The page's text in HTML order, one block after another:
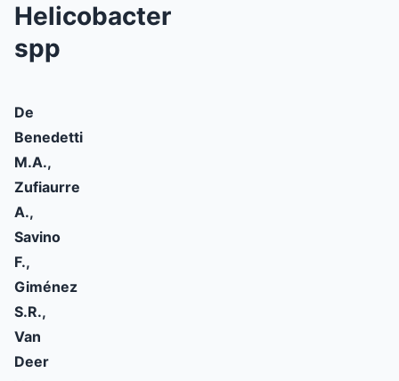
Helicobacter
spp
De
Benedetti
M.A.,
Zufiaurre
A.,
Savino
F.,
Giménez
S.R.,
Van
Deer